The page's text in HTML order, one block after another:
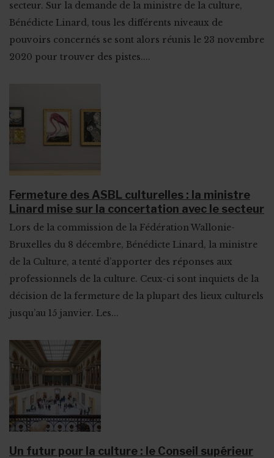
secteur. Sur la demande de la ministre de la culture,
Bénédicte Linard, tous les différents niveaux de
pouvoirs concernés se sont alors réunis le 23 novembre
2020 pour trouver des pistes....
Fermeture des ASBL culturelles : la ministre
Linard mise sur la concertation avec le secteur
Lors de la commission de la Fédération Wallonie-
Bruxelles du 8 décembre, Bénédicte Linard, la ministre
de la Culture, a tenté d’apporter des réponses aux
professionnels de la culture. Ceux-ci sont inquiets de la
décision de la fermeture de la plupart des lieux culturels
jusqu’au 15 janvier. Les...
Un futur pour la culture : le Conseil supérieur